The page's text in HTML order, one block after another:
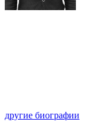
другие биографии